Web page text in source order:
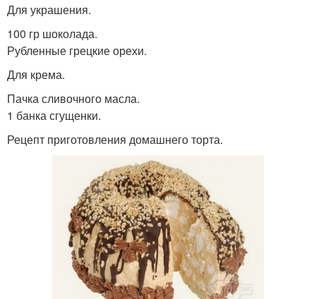
Для украшения.
100 гр шоколада.
Рубленные грецкие орехи.
Для крема.
Пачка сливочного масла.
1 банка сгущенки.
Рецепт приготовления домашнего торта.